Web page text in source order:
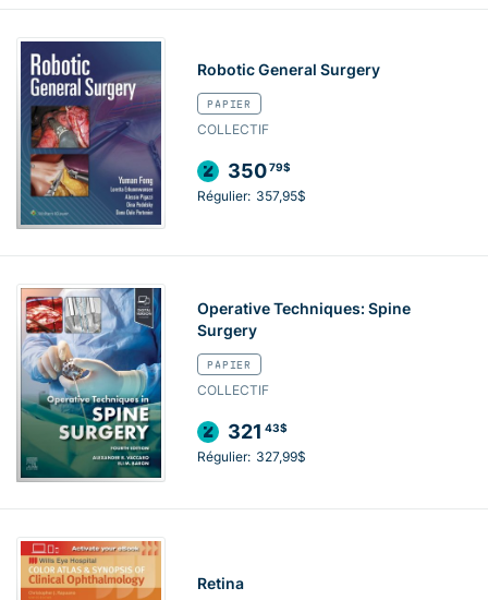
Robotic General Surgery
PAPIER
COLLECTIF
35079$
Régulier: 357,95$
Operative Techniques: Spine
Surgery
PAPIER
COLLECTIF
321 43$
Régulier: 327,99$
Retina